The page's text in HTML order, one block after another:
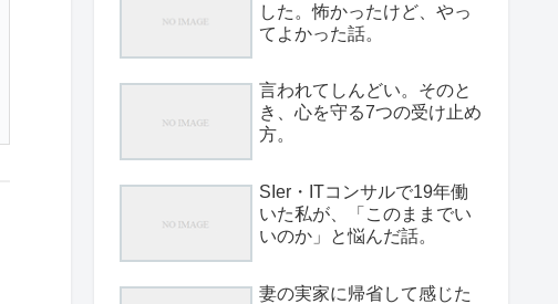
した。怖かったけど、やっ
てよかった話。
言われてしんどい。そのと
き、心を守る7つの受け止め
方。
SIer・ITコンサルで19年働
いた私が、「このままでい
いのか」と悩んだ話。
妻の実家に帰省して感じた